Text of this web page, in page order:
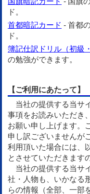
ド。
首都暗記カード - 首都
ド。
簿記仕訳ドリル（初級
の勉強ができます。
【ご利用にあたって】
当社の提供する当サ
事項をお読みいただき
お願い申し上げます。
申し訳ございませんが
利用頂いた場合には、
とさせていただきます
当社の提供する当サ
社・人物も、いかなる
らの情報（全部、一部